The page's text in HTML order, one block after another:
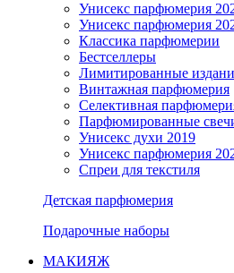
Унисекс парфюмерия
Унисекс парфюмерия
Классика парфюмерии
Бестселлеры
Лимитированные
Винтажная парфюмерия
Селективная
Парфюмированные
Унисекс духи 2019
Унисекс парфюмерия
Спреи для текстиля
Детская парфюмерия
Подарочные наборы
МАКИЯЖ